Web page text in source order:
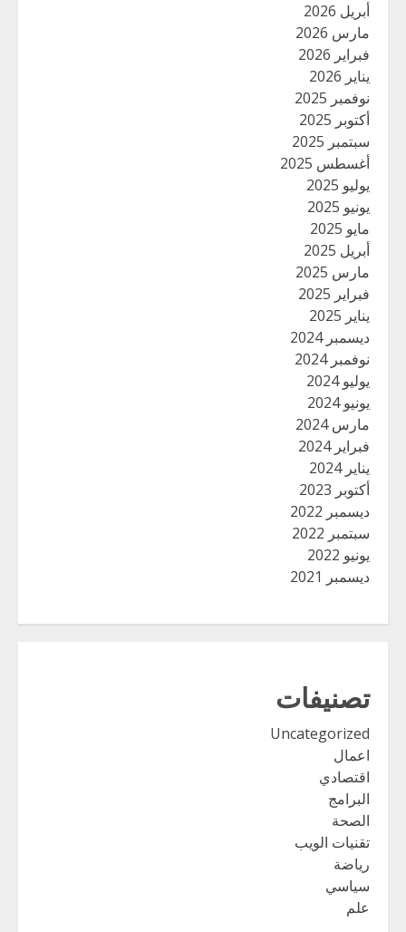
أبريل 2026
مارس 2026
فبراير 2026
يناير 2026
نوفمبر 2025
أكتوبر 2025
سبتمبر 2025
أغسطس 2025
يوليو 2025
يونيو 2025
مايو 2025
أبريل 2025
مارس 2025
فبراير 2025
يناير 2025
ديسمبر 2024
نوفمبر 2024
يوليو 2024
يونيو 2024
مارس 2024
فبراير 2024
يناير 2024
أكتوبر 2023
ديسمبر 2022
سبتمبر 2022
يونيو 2022
ديسمبر 2021
تصنيفات
Uncategorized
اعمال
اقتصادي
البرامج
الصحة
تقنيات الويب
رياضة
سياسي
علم